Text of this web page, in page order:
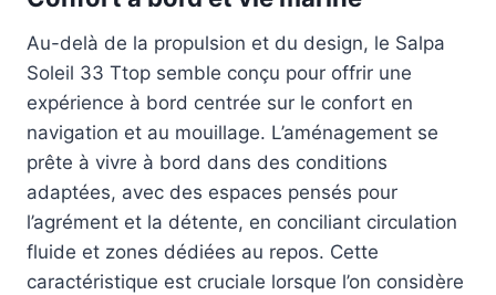
Au-delà de la propulsion et du design, le Salpa
Soleil 33 Ttop semble conçu pour offrir une
expérience à bord centrée sur le confort en
navigation et au mouillage. L’aménagement se
prête à vivre à bord dans des conditions
adaptées, avec des espaces pensés pour
l’agrément et la détente, en conciliant circulation
fluide et zones dédiées au repos. Cette
caractéristique est cruciale lorsque l’on considère